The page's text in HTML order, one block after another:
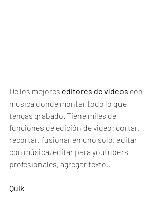
De los mejores editores de vídeos con
música donde montar todo lo que
tengas grabado. Tiene miles de
funciones de edición de video: cortar,
recortar, fusionar en uno solo, editar
con música, editar para youtubers
profesionales, agregar texto..
Quik